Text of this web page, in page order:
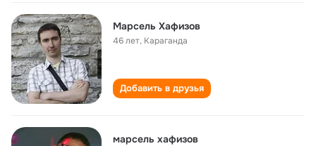
Марсель Хафизов
46 лет, Караганда
Добавить в друзья
марсель хафизов